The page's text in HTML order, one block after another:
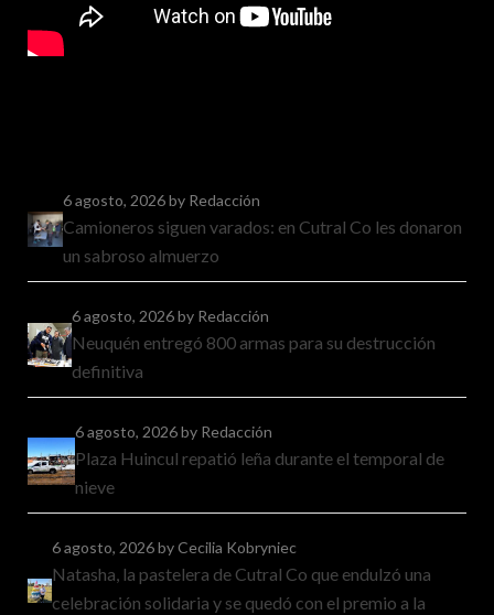
6 agosto, 2026by Redacción
Camioneros siguen varados: en Cutral Co les donaron
un sabroso almuerzo
6 agosto, 2026by Redacción
Neuquén entregó 800 armas para su destrucción
definitiva
6 agosto, 2026by Redacción
Plaza Huincul repatió leña durante el temporal de
nieve
6 agosto, 2026by Cecilia Kobryniec
Natasha, la pastelera de Cutral Co que endulzó una
celebración solidaria y se quedó con el premio a la